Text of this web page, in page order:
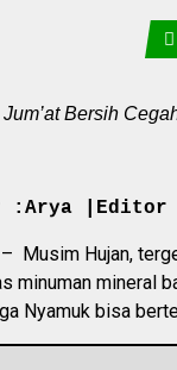
Bersih
:Arya |Editor
– Musim Hujan,
minuman mineral
Nyamuk bisa